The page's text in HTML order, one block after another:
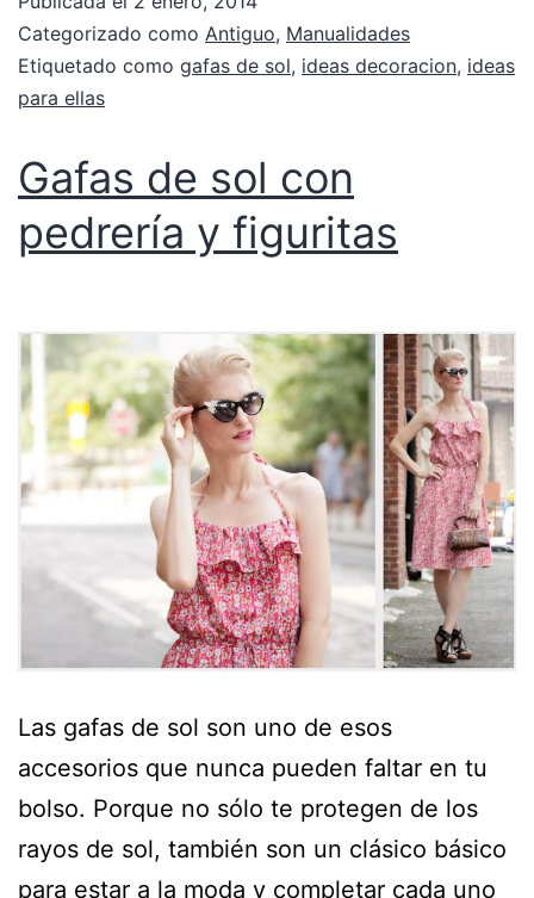
Categorizado como Antiguo, Manualidades
Etiquetado como gafas de sol, ideas decoracion, ideas
para ellas
Gafas de sol con
pedrería y figuritas
Las gafas de sol son uno de esos
accesorios que nunca pueden faltar en tu
bolso. Porque no sólo te protegen de los
rayos de sol, también son un clásico básico
para estar a la moda y completar cada uno